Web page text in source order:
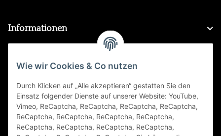
Wie wir Cookies & Co nutzen
Durch Klicken auf „Alle akzeptieren“ gestatten Sie den
Einsatz folgender Dienste auf unserer Website: YouTube,
Vimeo, ReCaptcha, ReCaptcha, ReCaptcha, ReCaptcha,
ReCaptcha, ReCaptcha, ReCaptcha, ReCaptcha,
ReCaptcha, ReCaptcha, ReCaptcha, ReCaptcha,
Informationen
FAQ
Zahlungsarten